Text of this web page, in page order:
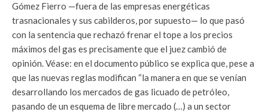
Gómez Fierro —fuera de las empresas energéticas
trasnacionales y sus cabilderos, por supuesto— lo que pasó
con la sentencia que rechazó frenar el tope a los precios
máximos del gas es precisamente que el juez cambió de
opinión. Véase: en el documento público se explica que, pese a
que las nuevas reglas modifican “la manera en que se venían
desarrollando los mercados de gas licuado de petróleo,
pasando de un esquema de libre mercado (…) a un sector